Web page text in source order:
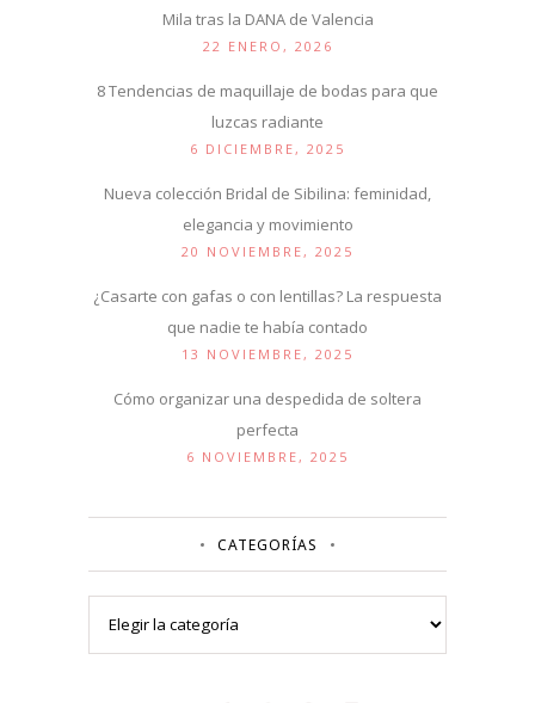
Mila tras la DANA de Valencia
22 ENERO, 2026
8 Tendencias de maquillaje de bodas para que
luzcas radiante
6 DICIEMBRE, 2025
Nueva colección Bridal de Sibilina: feminidad,
elegancia y movimiento
20 NOVIEMBRE, 2025
¿Casarte con gafas o con lentillas? La respuesta
que nadie te había contado
13 NOVIEMBRE, 2025
Cómo organizar una despedida de soltera
perfecta
6 NOVIEMBRE, 2025
CATEGORÍAS